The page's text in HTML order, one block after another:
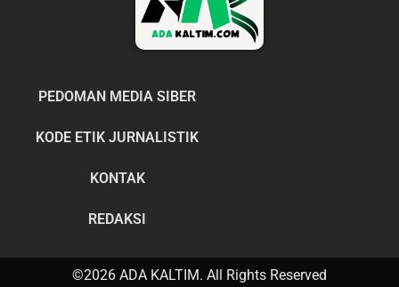
PEDOMAN MEDIA SIBER
KODE ETIK JURNALISTIK
KONTAK
REDAKSI
©2026 ADA KALTIM. All Rights Reserved